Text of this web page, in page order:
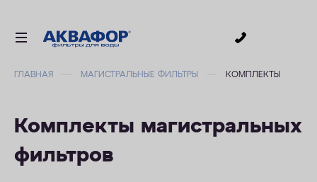
ДЛЯ ВАННОЙ
В КОТТЕДЖ
ГЛАВНАЯ МАГИСТРАЛЬНЫЕ ФИЛЬТРЫ КОМПЛЕКТЫ
Комплекты магистральных
фильтров